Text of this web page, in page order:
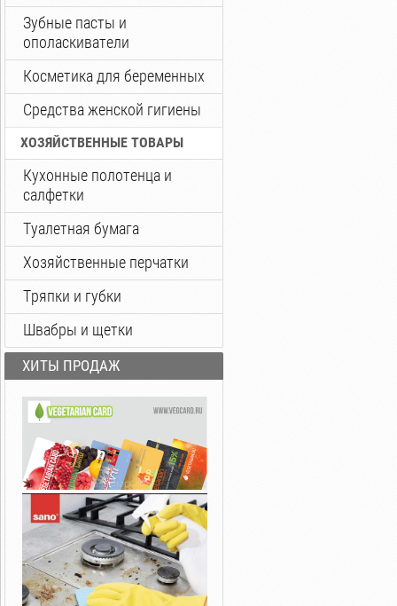
Зубные пасты и
ополаскиватели
Косметика для беременных
Средства женской гигиены
ХОЗЯЙСТВЕННЫЕ ТОВАРЫ
Кухонные полотенца и
салфетки
Туалетная бумага
Хозяйственные перчатки
Тряпки и губки
Швабры и щетки
ХИТЫ ПРОДАЖ